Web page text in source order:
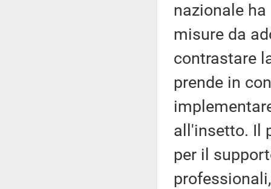
nazionale
misure da
contrastare
prende in
all'insetto. Il
per il